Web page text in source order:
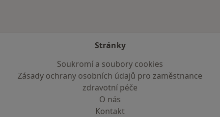
Stránky
Soukromí a soubory cookies
Zásady ochrany osobních údajů pro zaměstnance
zdravotní péče
O nás
Kontakt